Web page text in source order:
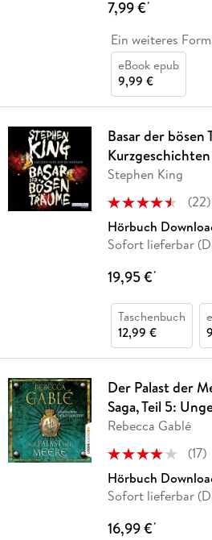
7,99 €*
Ein weiteres
eBook epub
9,99 €
Basar der bösen
Kurzgeschichten
Stephen King
(22)
Hörbuch
Sofort lieferbar
19,95 €*
Taschenbuch
12,99 €
Der Palast der
Saga, Teil 5:
Rebecca Gablé
(17)
Hörbuch
Sofort lieferbar
16,99 €*